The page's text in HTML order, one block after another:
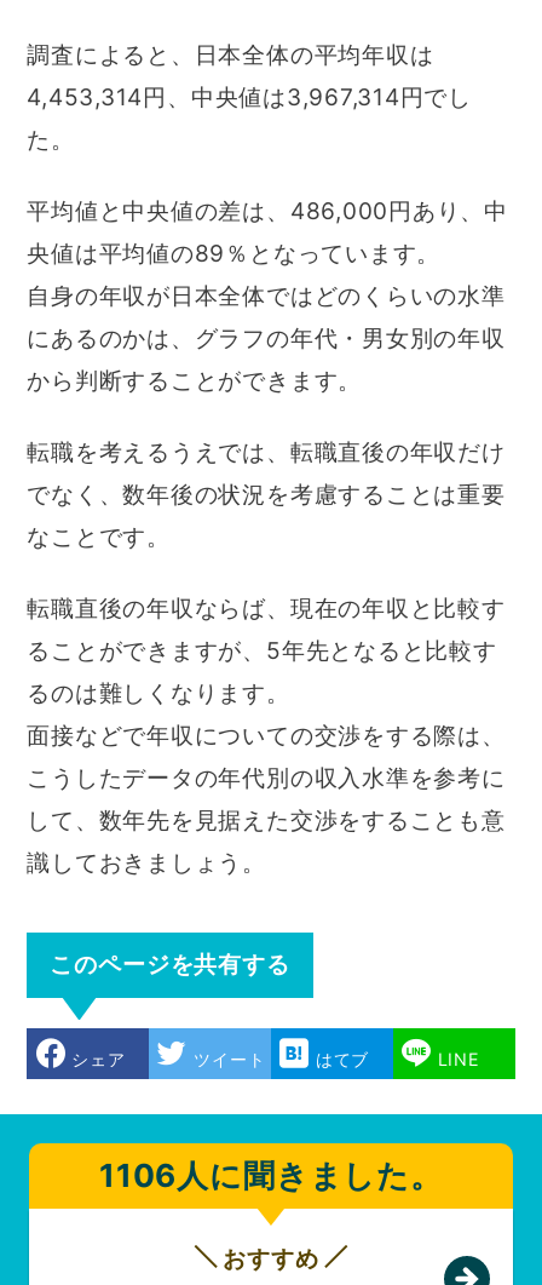
調査によると、日本全体の平均年収は
4,453,314円、中央値は3,967,314円でし
た。
平均値と中央値の差は、486,000円あり、中
央値は平均値の89％となっています。
自身の年収が日本全体ではどのくらいの水準
にあるのかは、グラフの年代・男女別の年収
から判断することができます。
転職を考えるうえでは、転職直後の年収だけ
でなく、数年後の状況を考慮することは重要
なことです。
転職直後の年収ならば、現在の年収と比較す
ることができますが、5年先となると比較す
るのは難しくなります。
面接などで年収についての交渉をする際は、
こうしたデータの年代別の収入水準を参考に
して、数年先を見据えた交渉をすることも意
識しておきましょう。
このページを共有する
シェア ツイート はてブ LINE
1106人に聞きました。
おすすめ